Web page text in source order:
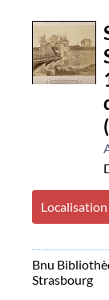
Détail
Localisation
Bnu
Strasbourg